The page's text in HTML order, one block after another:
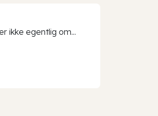
ikke egentlig om...